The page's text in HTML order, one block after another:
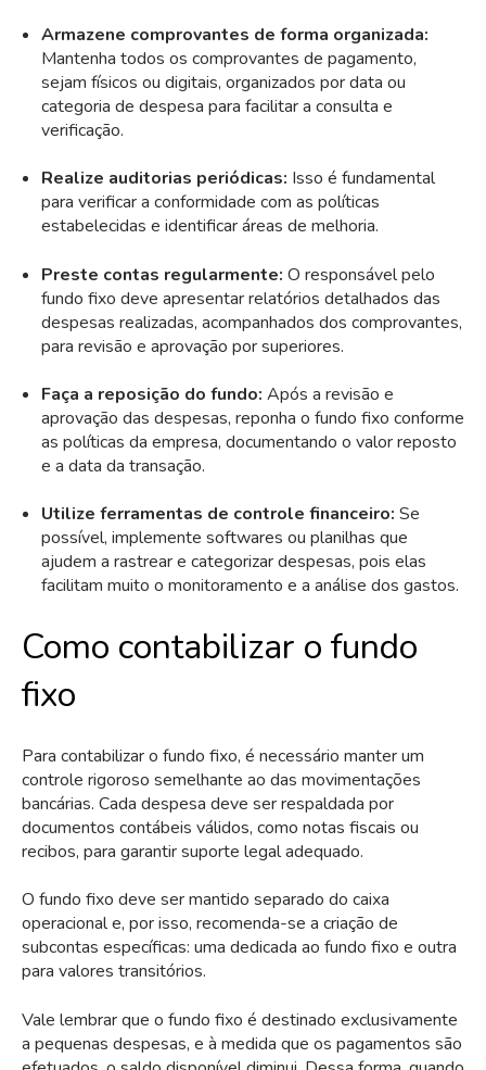
Armazene comprovantes de forma organizada:
Mantenha todos os comprovantes de pagamento,
sejam físicos ou digitais, organizados por data ou
categoria de despesa para facilitar a consulta e
verificação.
Realize auditorias periódicas: Isso é fundamental
para verificar a conformidade com as políticas
estabelecidas e identificar áreas de melhoria.
Preste contas regularmente: O responsável pelo
fundo fixo deve apresentar relatórios detalhados das
despesas realizadas, acompanhados dos comprovantes,
para revisão e aprovação por superiores.
Faça a reposição do fundo: Após a revisão e
aprovação das despesas, reponha o fundo fixo conforme
as políticas da empresa, documentando o valor reposto
e a data da transação.
Utilize ferramentas de controle financeiro: Se
possível, implemente softwares ou planilhas que
ajudem a rastrear e categorizar despesas, pois elas
facilitam muito o monitoramento e a análise dos gastos.
Como contabilizar o fundo
fixo
Para contabilizar o fundo fixo, é necessário manter um
controle rigoroso semelhante ao das movimentações
bancárias. Cada despesa deve ser respaldada por
documentos contábeis válidos, como notas fiscais ou
recibos, para garantir suporte legal adequado.
O fundo fixo deve ser mantido separado do caixa
operacional e, por isso, recomenda-se a criação de
subcontas específicas: uma dedicada ao fundo fixo e outra
para valores transitórios.
Vale lembrar que o fundo fixo é destinado exclusivamente
a pequenas despesas, e à medida que os pagamentos são